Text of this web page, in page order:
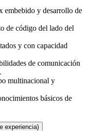
embebido y desarrollo de
de código del lado del
y con capacidad
de comunicación
multinacional y
básicos de
experiencia)